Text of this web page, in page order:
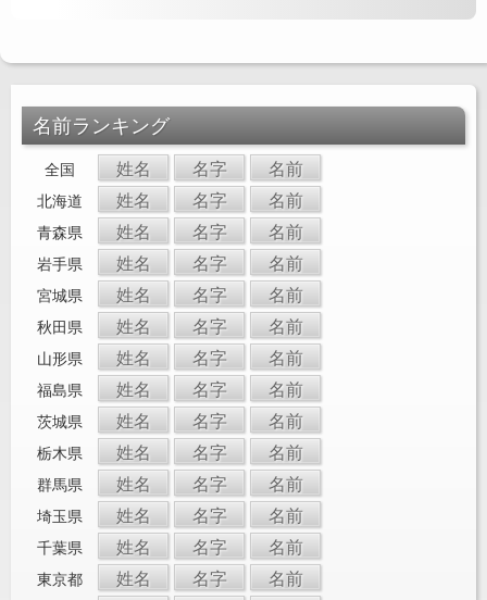
名前ランキング
全国 姓名 名字 名前
北海道 姓名 名字 名前
青森県 姓名 名字 名前
岩手県 姓名 名字 名前
宮城県 姓名 名字 名前
秋田県 姓名 名字 名前
山形県 姓名 名字 名前
福島県 姓名 名字 名前
茨城県 姓名 名字 名前
栃木県 姓名 名字 名前
群馬県 姓名 名字 名前
埼玉県 姓名 名字 名前
千葉県 姓名 名字 名前
東京都 姓名 名字 名前